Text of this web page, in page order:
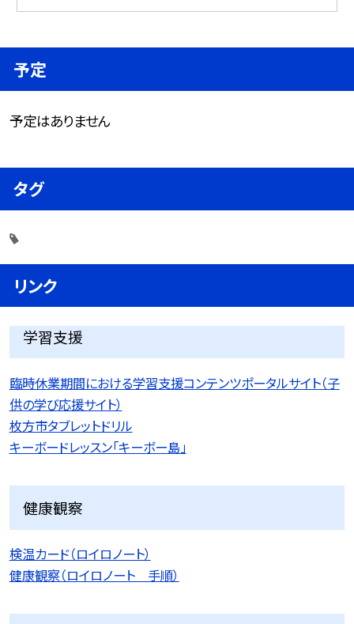
予定
予定はありません
タグ
リンク
学習支援
臨時休業期間における学習支援コンテンツポータルサイト（子
供の学び応援サイト）
枚方市タブレットドリル
キーボードレッスン「キーボー島」
健康観察
検温カード（ロイロノート）
健康観察（ロイロノート 手順）